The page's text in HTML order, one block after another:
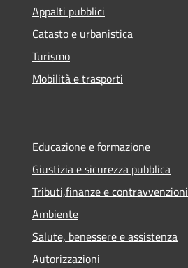
Appalti pubblici
Catasto e urbanistica
Turismo
Mobilità e trasporti
Educazione e formazione
Giustizia e sicurezza pubblica
Tributi,finanze e contravvenzioni
Ambiente
Salute, benessere e assistenza
Autorizzazioni